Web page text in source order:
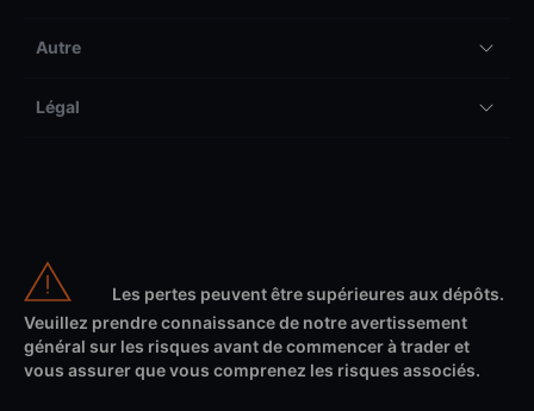
Autre
Légal
Les pertes peuvent être supérieures aux dépôts.
Veuillez prendre connaissance de notre avertissement
général sur les risques avant de commencer à trader et
vous assurer que vous comprenez les risques associés.